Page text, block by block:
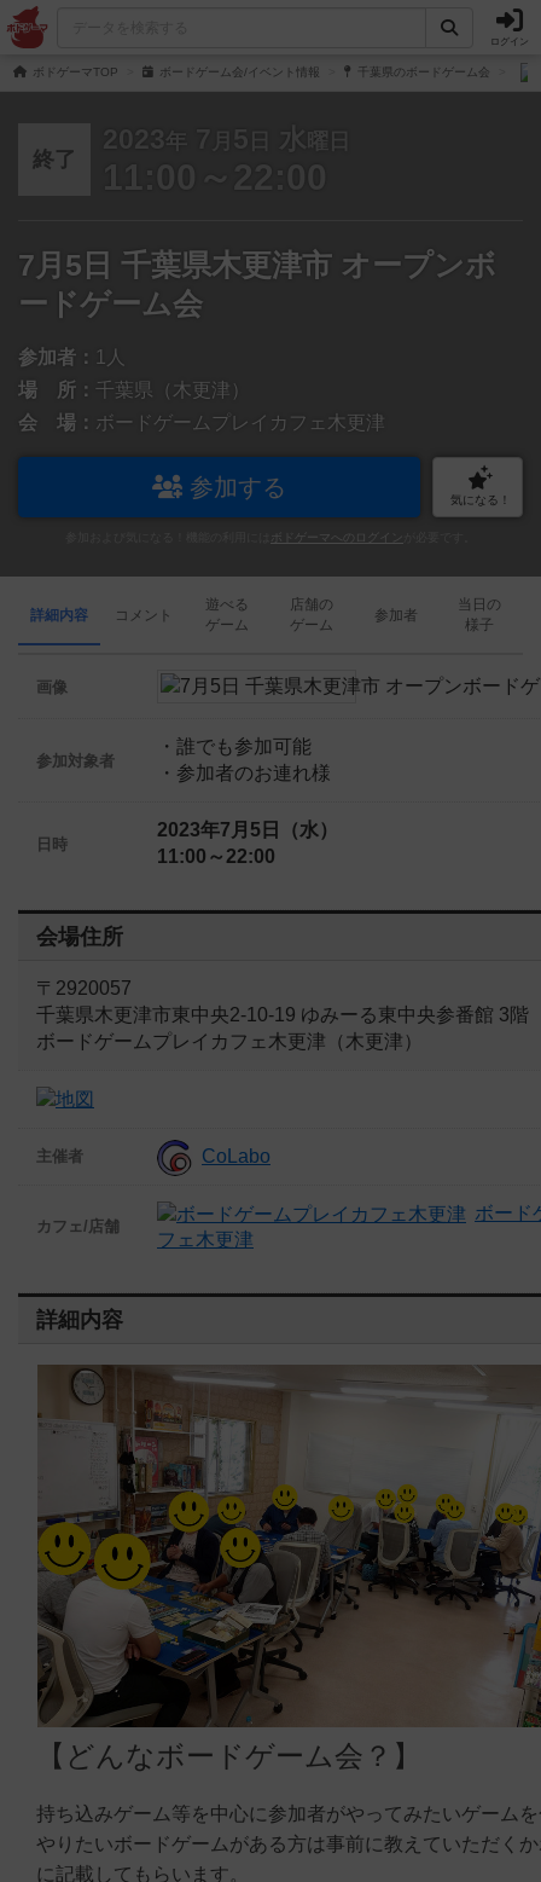
ログイン
ボドゲーマTOP ボードゲーム会/イベント情報 千葉県のボードゲーム会
終了
2023年 7 月 5 日 水 曜日
11:00～22:00
7月5日 千葉県木更津市 オープンボ
ードゲーム会
参加者： 1人
場 所： 千葉県（木更津）
会 場： ボードゲームプレイカフェ木更津
参加する 気になる！
ボドゲーマへのログイン
詳細内容 コメント
遊べる
ゲーム
店舗の
ゲーム
参加者
当日の
様子
画像
参加対象者
・誰でも参加可能
・参加者のお連れ様
日時
2023年7月5日（水）
11:00～22:00
会場住所
〒2920057
千葉県木更津市東中央2-10-19 ゆみーる東中央参番館 3階
ボードゲームプレイカフェ木更津（木更津）
主催者 CoLabo
カフェ/店舗
ボード
フェ木更津
詳細内容
【どんなボードゲーム会？】
持ち込みゲーム等を中心に参加者がやってみたいゲーム
やりたいボードゲームがある方は事前に教えていただく
に記載してもらいます。